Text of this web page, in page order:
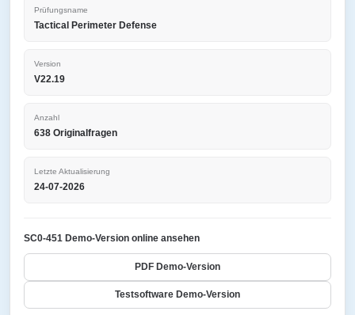
Prüfungsname
Tactical Perimeter Defense
Version
V22.19
Anzahl
638 Originalfragen
Letzte Aktualisierung
24-07-2026
SC0-451 Demo-Version online ansehen
PDF Demo-Version
Testsoftware Demo-Version